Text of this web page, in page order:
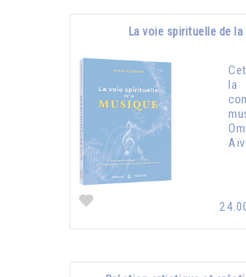
La voie spirituelle de la